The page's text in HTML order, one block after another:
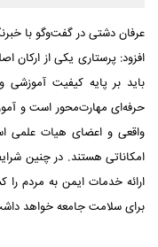
عرفان دشتی در گفت‌وگو با
افزود: پرستاری یکی از
باید بر پایه کیفیت
حرفه‌ای مهارت‌محور است و
واقعی و اعضای هیات علمی
امکاناتی هستند. در چنین
ارائه خدمات ایمن به مردم
برای سلامت جامعه خواهد